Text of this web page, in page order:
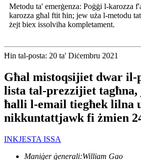
Metodu ta' emerġenza: Poġġi l-karozza
karozza għal ftit ħin; jew uża l-metodu
żejt biex issolviha kompletament.
Ħin tal-posta: 20 ta' Diċembru 2021
Għal mistoqsijiet dwar
lista tal-prezzijiet
ħalli l-email tiegħek lilna
nikkuntattjawk fi żmien
INKJESTA ISSA
Maniġer ġenerali:William Gao